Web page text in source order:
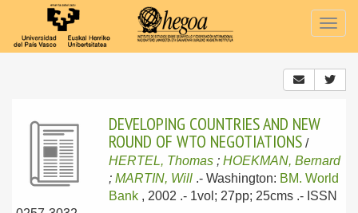
DEVELOPING COUNTRIES AND NEW
ROUND OF WTO NEGOTIATIONS /
HERTEL, Thomas ; HOEKMAN, Bernard
; MARTIN, Will .- Washington: BM. World
Bank , 2002 .- 1vol; 27pp; 25cms .- ISSN